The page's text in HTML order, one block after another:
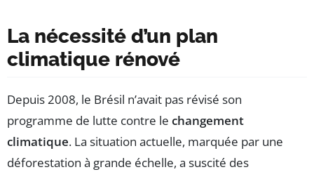
La nécessité d’un plan
climatique rénové
Depuis 2008, le Brésil n’avait pas révisé son
programme de lutte contre le changement
climatique. La situation actuelle, marquée par une
déforestation à grande échelle, a suscité des